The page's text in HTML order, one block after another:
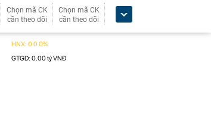
Chọn mã CK
cần theo dõi
Chọn mã CK
cần theo dõi